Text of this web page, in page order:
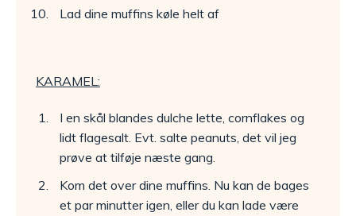
Lad dine muffins køle helt af
KARAMEL:
I en skål blandes dulche lette, cornflakes og
lidt flagesalt. Evt. salte peanuts, det vil jeg
prøve at tilføje næste gang.
Kom det over dine muffins. Nu kan de bages
et par minutter igen, eller du kan lade være